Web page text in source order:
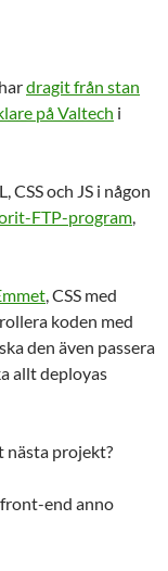
hardragit från stan
på Valtech i
CSS och JS i någon
FTP-program,
, CSS med
koden med
den även passera
allt deployas
nästa projekt?
end anno